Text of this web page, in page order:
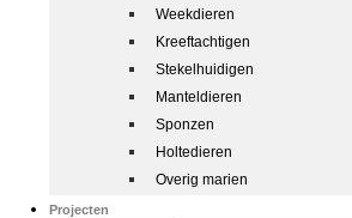
Weekdieren
Kreeftachtigen
Stekelhuidigen
Manteldieren
Sponzen
Holtedieren
Overig marien
Projecten